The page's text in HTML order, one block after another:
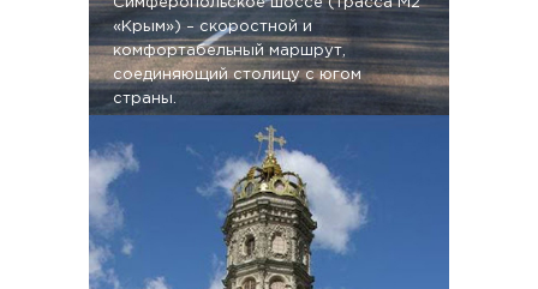
Симферопольское шоссе (трасса М2
«Крым») – скоростной и
комфортабельный маршрут,
соединяющий столицу с югом
страны.